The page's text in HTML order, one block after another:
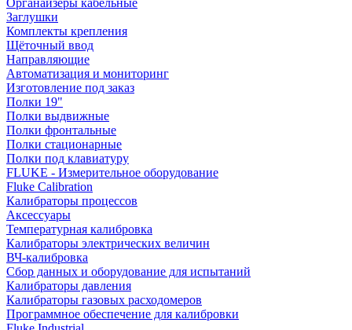
Органайзеры кабельные
Заглушки
Комплекты крепления
Щёточный ввод
Направляющие
Автоматизация и мониторинг
Изготовление под заказ
Полки 19"
Полки выдвижные
Полки фронтальные
Полки стационарные
Полки под клавиатуру
FLUKE - Измерительное оборудование
Fluke Calibration
Калибраторы процессов
Аксессуары
Температурная калибровка
Калибраторы электрических величин
ВЧ-калибровка
Сбор данных и оборудование для испытаний
Калибраторы давления
Калибраторы газовых расходомеров
Программное обеспечение для калибровки